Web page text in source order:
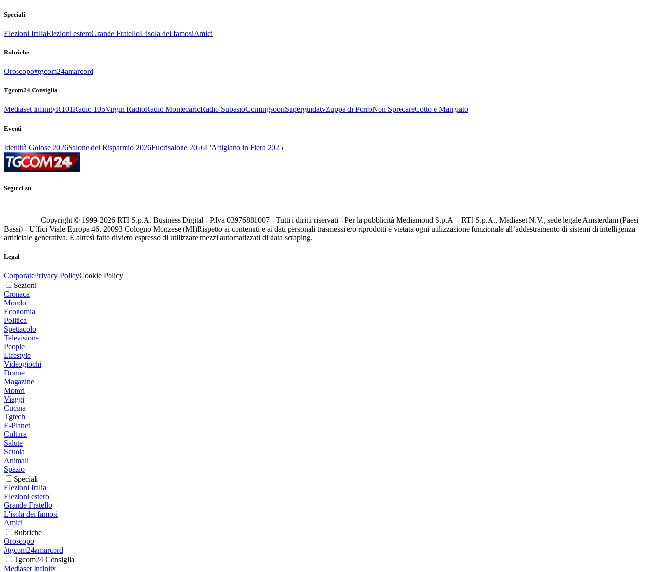
Speciali
Elezioni ItaliaElezioni esteroGrande FratelloL'isola dei famosiAmici
Rubriche
Oroscopo#tgcom24amarcord
Tgcom24 Consiglia
Mediaset InfinityR101Radio 105Virgin RadioRadio MontecarloRadio SubasioComingsoonSuperguidatvZuppa di PorroNon SprecareCotto e Mangiato
Eventi
Identità Golose 2026Salone del Risparmio 2026Fuorisalone 2026L'Artigiano in Fiera 2025
Seguici su
Copyright © 1999-2026 RTI S.p.A. Business Digital - P.Iva 03976881007 - Tutti i diritti riservati - Per la pubblicità Mediamond S.p.A. - RTI S.p.A., Mediaset N.V., sede legale Amsterdam (Paesi
Bassi) - Uffici Viale Europa 46, 20093 Cologno Monzese (MI)Rispetto ai contenuti e ai dati personali trasmessi e/o riprodotti è vietata ogni utilizzazione funzionale all’addestramento di sistemi di intelligenza
artificiale generativa. È altresì fatto divieto espresso di utilizzare mezzi automatizzati di data scraping.
Legal
CorporatePrivacy PolicyCookie Policy
Sezioni
Cronaca
Mondo
Economia
Politica
Spettacolo
Televisione
People
Lifestyle
Videogiochi
Donne
Magazine
Motori
Viaggi
Cucina
Tgtech
E-Planet
Cultura
Salute
Scuola
Animali
Spazio
Speciali
Elezioni Italia
Elezioni estero
Grande Fratello
L'isola dei famosi
Amici
Rubriche
Oroscopo
#tgcom24amarcord
Tgcom24 Consiglia
Mediaset Infinity